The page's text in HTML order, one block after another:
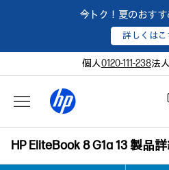
今トク！夏のおす
詳しくはこ
個人0120-111-238法人
HP EliteBook 8 G1a 13 製品詳